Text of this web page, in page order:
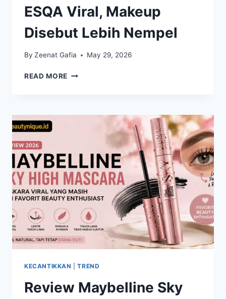
ESQA Viral, Makeup
Disebut Lebih Nempel
By Zeenat Gafia May 29, 2026
READ MORE ALAT
ESQA
NEMPEL
KECANTIKKAN |TREND
Review Maybelline Sky